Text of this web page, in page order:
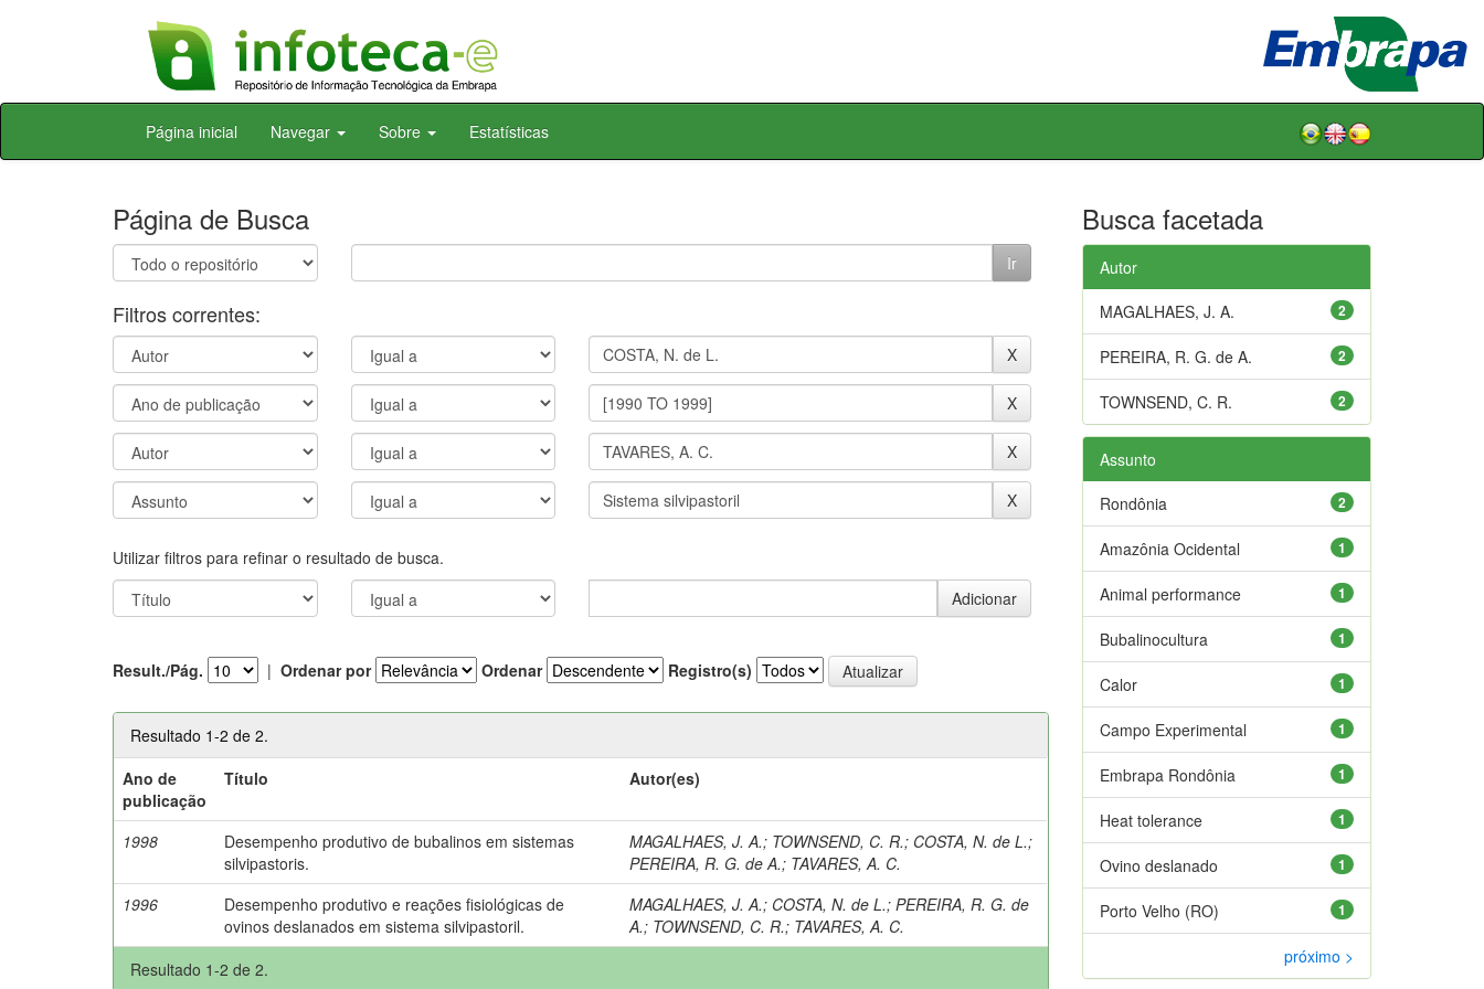
Skip
Página inicial Navegar Sobre Estatísticas
Página de Busca
Filtros correntes:
Utilizar filtros para refinar o resultado de busca.
Result./Pág. | Ordenar por Ordenar Registro(s)
Resultado 1-2 de 2.
Ano de
publicação
Título Autor(es)
1998
Desempenho produtivo de bubalinos em sistemas
silvipastoris.
MAGALHAES, J. A.; TOWNSEND, C. R.; COSTA, N. de L.;
PEREIRA, R. G. de A.; TAVARES, A. C.
1996
Desempenho produtivo e reações fisiológicas de
ovinos deslanados em sistema silvipastoril.
MAGALHAES, J. A.; COSTA, N. de L.;PEREIRA, R. G. de
A.; TOWNSEND, C. R.; TAVARES, A. C.
Resultado 1-2 de 2.
Busca facetada
Autor
2
MAGALHAES, J. A.
2
PEREIRA, R. G. de A.
2
TOWNSEND, C. R.
Assunto
2
Rondônia
1
Amazônia Ocidental
1
Animal performance
1
Bubalinocultura
1
Calor
1
Campo Experimental
1
Embrapa Rondônia
1
Heat tolerance
1
Ovino deslanado
1
Porto Velho (RO)
próximo >